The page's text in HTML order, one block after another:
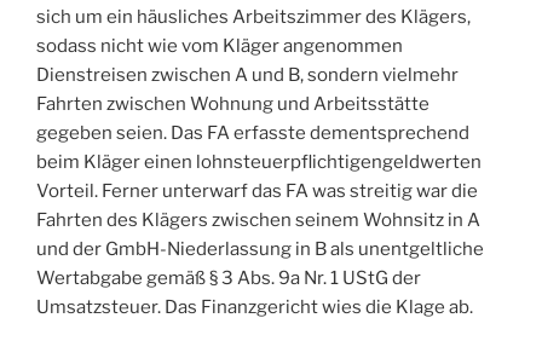
sich um ein häusliches Arbeitszimmer des Klägers,
sodass nicht wie vom Kläger angenommen
Dienstreisen zwischen A und B, sondern vielmehr
Fahrten zwischen Wohnung und Arbeitsstätte
gegeben seien. Das FA erfasste dementsprechend
beim Kläger einen lohnsteuerpflichtigengeldwerten
Vorteil. Ferner unterwarf das FA was streitig war die
Fahrten des Klägers zwischen seinem Wohnsitz in A
und der GmbH-Niederlassung in B als unentgeltliche
Wertabgabe gemäß § 3 Abs. 9a Nr. 1 UStG der
Umsatzsteuer. Das Finanzgericht wies die Klage ab.